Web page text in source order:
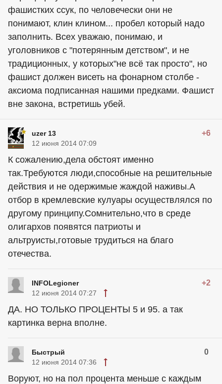
фашистких ссук, по человечески они не
понимают, клин клином... пробел который надо
заполнить. Всех уважаю, понимаю, и
уголовников с "потерянным детством", и не
традиционных, у которых"не всё так просто", но
фашист должен висеть на фонарном столбе -
аксиома подписанная нашими предками. Фашист
вне закона, встретишь убей.
uzer 13 +6
12 июня 2014 07:09
К сожалению,дела обстоят именно
так.Требуются люди,способные на решительные
действия и не одержимые жаждой наживы.А
отбор в кремлевские кулуары осуществлялся по
другому принципу.Сомнительно,что в среде
олигархов появятся патриоты и
альтруисты,готовые трудиться на благо
отечества.
INFOLegioner +2
12 июня 2014 07:27
ДА. НО ТОЛЬКО ПРОЦЕНТЫ 5 и 95. а так
картинка верна вполне.
Быстрый 0
12 июня 2014 07:36
Воруют, но на пол процента меньше с каждым